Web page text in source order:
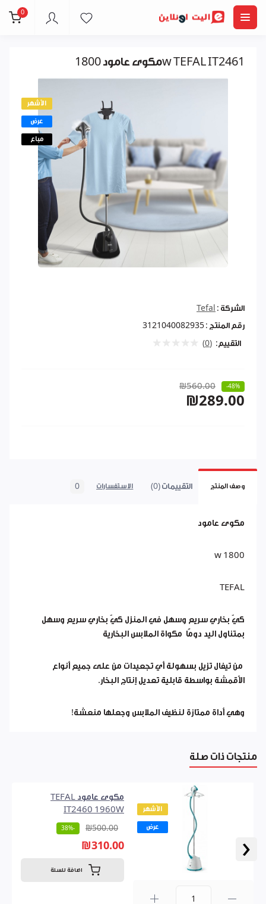
0
‹
مكوى عامود 1800w TEFAL IT2461
الأشهر
عرض
مباع
الشركة : Tefal
رقم المنتج : 3121040082935
التقييم: (0)
₪560.00 -48%
₪289.00
وصف المنتج التقييمات (0) الاستفسارات 0
مكوى عامود
1800 w
TEFAL
كيّ بخاري سريع وسهل في المنزل كيّ بخاري سريع وسهل
بمتناول اليد دومًا مكواة الملابس البخارية
من تيفال تزيل بسهولة أي تجعيدات من على جميع أنواع
الأقمشة بواسطة قابلية تعديل إنتاج البخار.
وهي أداة ممتازة لنظيف الملابس وجعلها منعشة!
منتجات ذات صلة
الأشهر
عرض
مكوى عامود TEFAL
IT2460 1960W
₪500.00
-38%
₪310.00
اضافة للسلة